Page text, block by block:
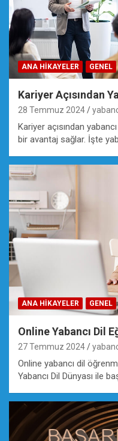
ANA HIKAYELER GENEL
Kariyer Açısından
28 Temmuz 2024
Kariyer açısından
bir avantaj sağlar. İşte
ANA HIKAYELER GENEL
Online Yabancı Dil
27 Temmuz 2024
Online yabancı dil
Yabancı Dil Dünyası ile